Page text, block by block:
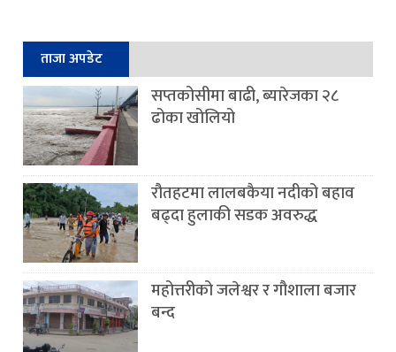
ताजा अपडेट
सप्तकोसीमा बाढी, ब्यारेजका २८
ढोका खोलियो
रौतहटमा लालबकैया नदीको बहाव
बढ्दा हुलाकी सडक अवरुद्ध
महोत्तरीको जलेश्वर र गौशाला बजार
बन्द